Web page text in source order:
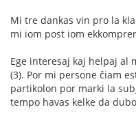
Mi tre dankas vin pro la
mi iom post iom
Ege interesaj kaj helpaj al
(3). Por mi persone ĉiam
partikolon por marki la
tempo havas kelke da